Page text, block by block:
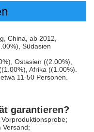
China, ab 2012,
Südasien
Ostasien ((2.00%),
Afrika ((1.00%).
11-50 Personen.
garantieren?
Versand;